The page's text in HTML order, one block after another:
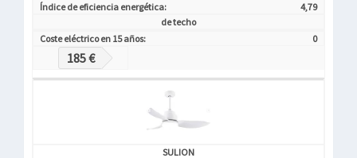
Índice de eficiencia energética:
4,79
de techo
Coste eléctrico en 15 años:
0
185 €
SULION